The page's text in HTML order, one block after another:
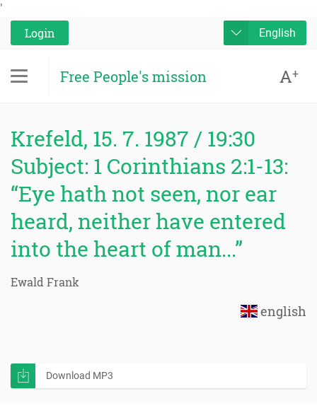
'
Login
English
Free People's mission A+
Krefeld, 15. 7. 1987 / 19:30
Subject: 1 Corinthians 2:1-13:
“Eye hath not seen, nor ear
heard, neither have entered
into the heart of man...”
Ewald Frank
english
Download MP3